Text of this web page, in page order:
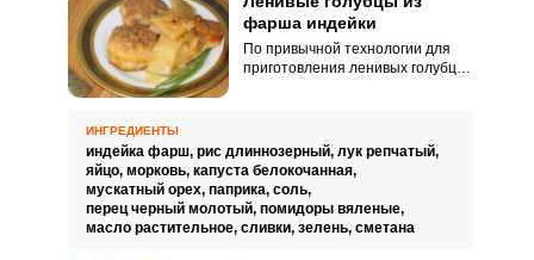
фарша индейки
По привычной технологии для
приготовления ленивых голубцов
предлагаем капусту приготовить
и подать отдельно.
ИНГРЕДИЕНТЫ
индейка фарш, рис длиннозерный, лук репчатый,
яйцо, морковь, капуста белокочанная,
мускатный орех, паприка, соль,
перец черный молотый, помидоры вяленые,
масло растительное, сливки, зелень, сметана